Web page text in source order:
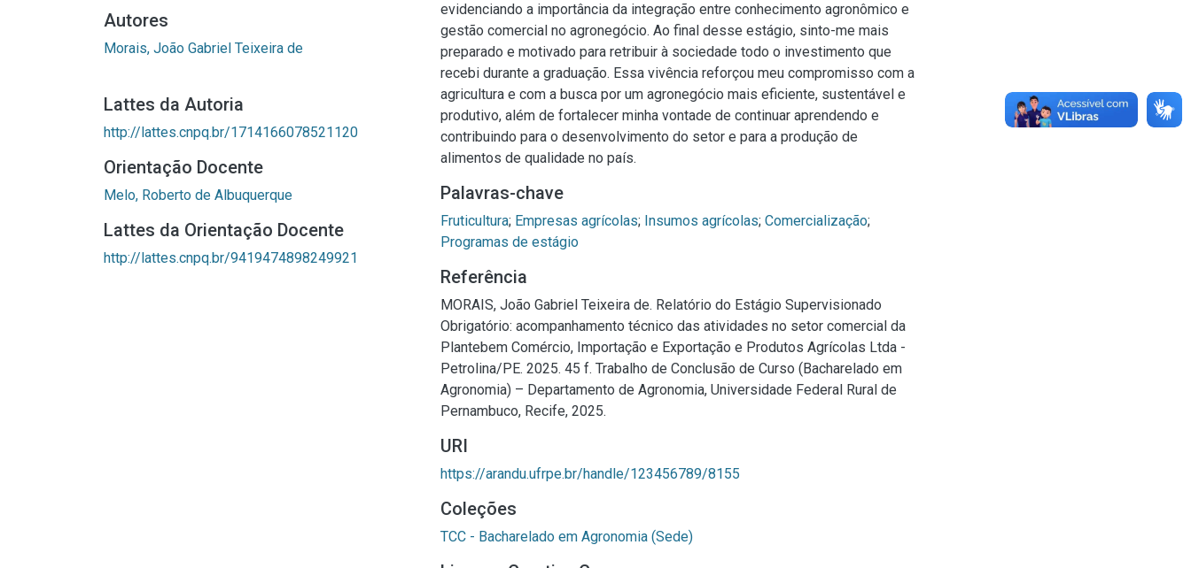
Autores
Morais, João Gabriel Teixeira de
Lattes da Autoria
http://lattes.cnpq.br/1714166078521120
Orientação Docente
Melo, Roberto de Albuquerque
Lattes da Orientação Docente
http://lattes.cnpq.br/9419474898249921
evidenciando a importância da integração entre conhecimento agronômico e
gestão comercial no agronegócio. Ao final desse estágio, sinto-me mais
preparado e motivado para retribuir à sociedade todo o investimento que
recebi durante a graduação. Essa vivência reforçou meu compromisso com a
agricultura e com a busca por um agronegócio mais eficiente, sustentável e
produtivo, além de fortalecer minha vontade de continuar aprendendo e
contribuindo para o desenvolvimento do setor e para a produção de
alimentos de qualidade no país.
Palavras-chave
Fruticultura; Empresas agrícolas; Insumos agrícolas; Comercialização;
Programas de estágio
Referência
MORAIS, João Gabriel Teixeira de. Relatório do Estágio Supervisionado
Obrigatório: acompanhamento técnico das atividades no setor comercial da
Plantebem Comércio, Importação e Exportação e Produtos Agrícolas Ltda -
Petrolina/PE. 2025. 45 f. Trabalho de Conclusão de Curso (Bacharelado em
Agronomia) – Departamento de Agronomia, Universidade Federal Rural de
Pernambuco, Recife, 2025.
URI
https://arandu.ufrpe.br/handle/123456789/8155
Coleções
TCC - Bacharelado em Agronomia (Sede)